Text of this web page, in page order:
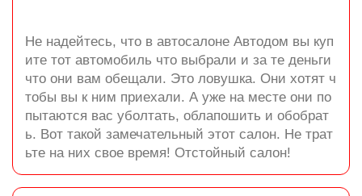
Не надейтесь, что в автосалоне Автодом вы куп
ите тот автомобиль что выбрали и за те деньги
что они вам обещали. Это ловушка. Они хотят ч
тобы вы к ним приехали. А уже на месте они по
пытаются вас уболтать, облапошить и обобрат
ь. Вот такой замечательный этот салон. Не трат
ьте на них свое время! Отстойный салон!